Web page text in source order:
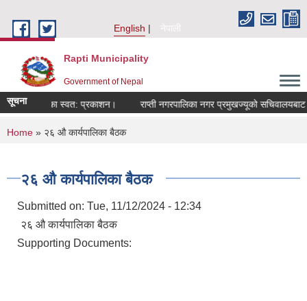
English
नेपाली
Rapti Municipality
Government of Nepal
सूचना
नगरपालिका स्वत: प्रकाशन। राप्ती नगरपालिका नगर प्रमुखज्यूको सचिवालयबाट
You are here
Home » २६ औ कार्यपालिका बैठक
२६ औ कार्यपालिका बैठक
Submitted on: Tue, 11/12/2024 - 12:34
२६ औ कार्यपालिका बैठक
Supporting Documents: